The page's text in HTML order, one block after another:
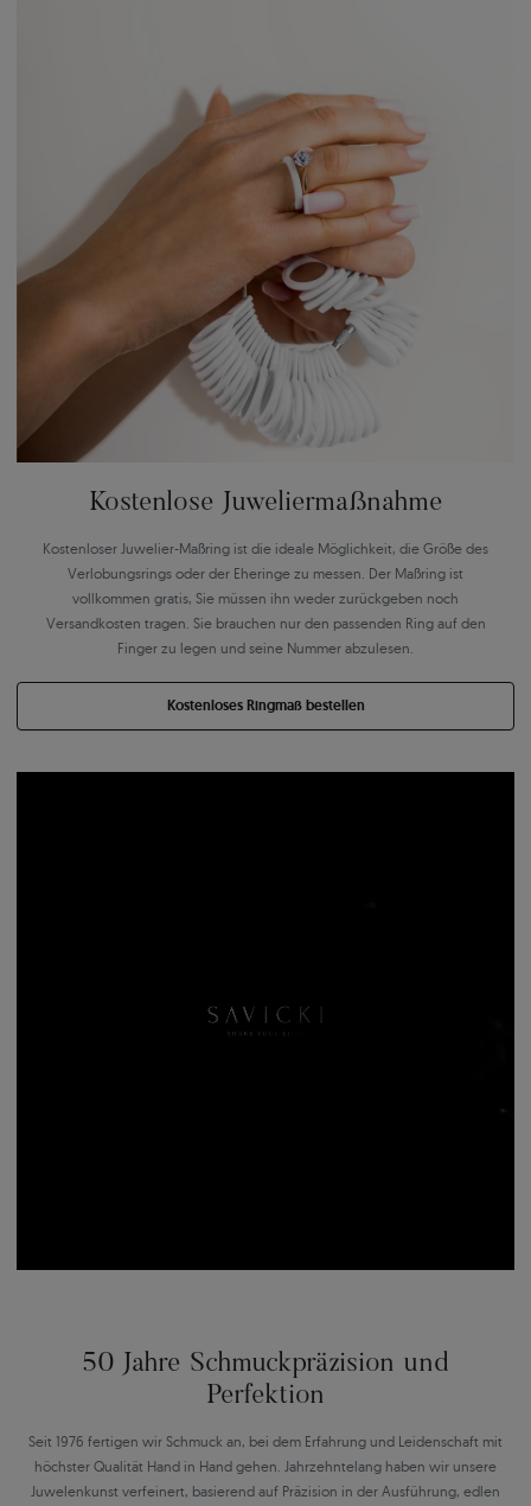
Kostenlose Juweliermaßnahme
Kostenloser Juwelier-Maßring ist die ideale Möglichkeit, die Größe des
Verlobungsrings oder der Eheringe zu messen. Der Maßring ist
vollkommen gratis, Sie müssen ihn weder zurückgeben noch
Versandkosten tragen. Sie brauchen nur den passenden Ring auf den
Finger zu legen und seine Nummer abzulesen.
Kostenloses Ringmaß bestellen
50 Jahre Schmuckpräzision und
Perfektion
Seit 1976 fertigen wir Schmuck an, bei dem Erfahrung und Leidenschaft mit
höchster Qualität Hand in Hand gehen. Jahrzehntelang haben wir unsere
Juwelenkunst verfeinert, basierend auf Präzision in der Ausführung, edlen